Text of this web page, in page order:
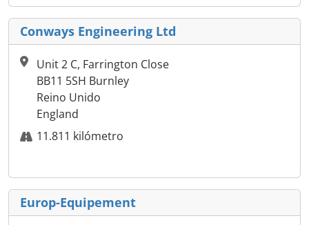
Conways Engineering Ltd
Unit 2 C, Farrington Close
BB11 5SH Burnley
Reino Unido
England
11.811 kilómetro
Europ-Equipement